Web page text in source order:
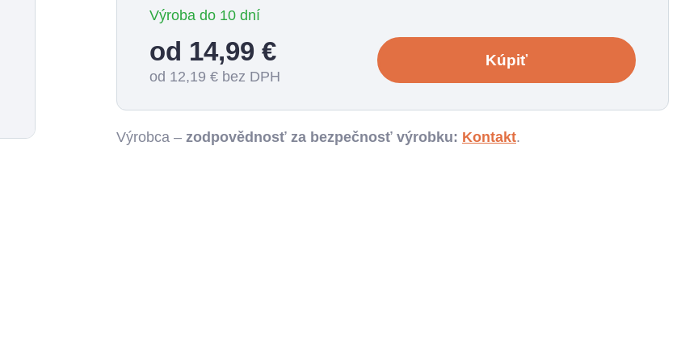
Výroba do 10 dní
od 14,99 €
od 12,19 € bez DPH
Kúpiť
Výrobca – zodpovědnosť za bezpečnosť výrobku: Kontakt.